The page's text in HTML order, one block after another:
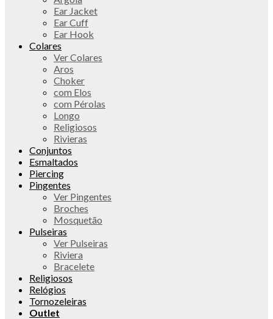
Ear Jacket
Ear Cuff
Ear Hook
Colares
Ver Colares
Aros
Choker
com Elos
com Pérolas
Longo
Religiosos
Rivieras
Conjuntos
Esmaltados
Piercing
Pingentes
Ver Pingentes
Broches
Mosquetão
Pulseiras
Ver Pulseiras
Riviera
Bracelete
Religiosos
Relógios
Tornozeleiras
Outlet